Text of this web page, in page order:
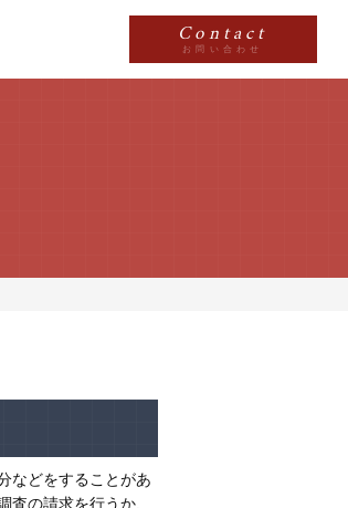
Contact
お問い合わせ
などをすることがあ
の請求を行うか、